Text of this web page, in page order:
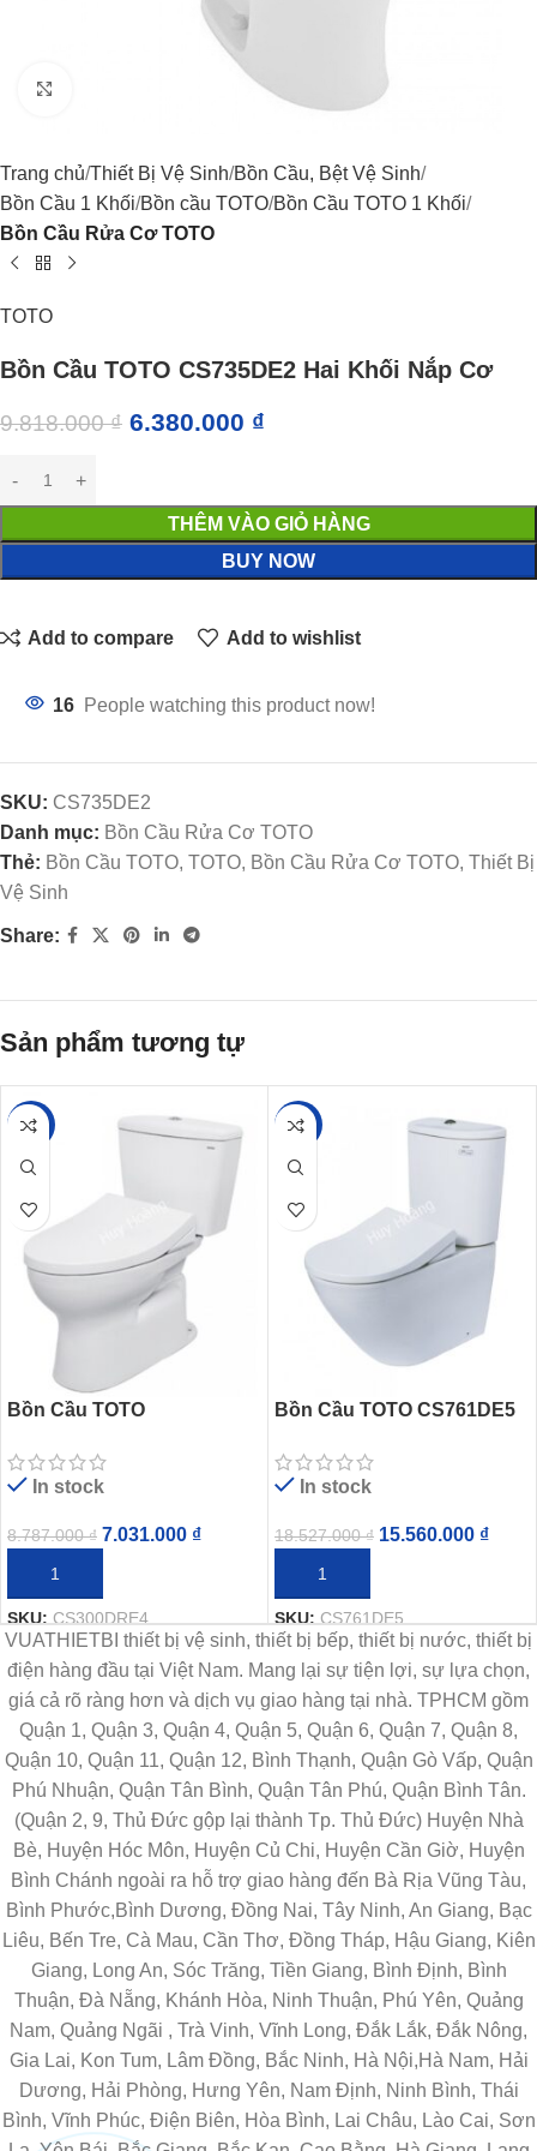
Trang chủ Thiết Bị Vệ Sinh Bồn Cầu, Bệt Vệ Sinh
Bồn Cầu 1 Khối Bồn cầu TOTO Bồn Cầu TOTO 1 Khối
Bồn Cầu Rửa Cơ TOTO
TOTO
Bồn Cầu TOTO CS735DE2 Hai Khối Nắp Cơ
9.818.000₫ 6.380.000 ₫
THÊM VÀO GIỎ HÀNG
BUY NOW
Add to compare Add to wishlist
16 People watching this product now!
SKU: CS735DE2
Danh mục: Bồn Cầu Rửa Cơ TOTO
Thẻ: Bồn Cầu TOTO, TOTO, Bồn Cầu Rửa Cơ TOTO, Thiết Bị
Vệ Sinh
Share:
Sản phẩm tương tự
-20%
Bồn Cầu TOTO
Cơ
In stock
8.787.000₫ 7.031.000 ₫
THÊM VÀO GIỎ HÀNG
SKU:CS300DRE4
-16%
Bồn Cầu TOTO CS761DE5
In stock
18.527.000₫ 15.560.000 ₫
THÊM VÀO GIỎ HÀNG
SKU:CS761DE5
VUATHIETBI thiết bị vệ sinh, thiết bị bếp, thiết bị nước, thiết bị
điện hàng đầu tại Việt Nam. Mang lại sự tiện lợi, sự lựa chọn,
giá cả rõ ràng hơn và dịch vụ giao hàng tại nhà. TPHCM gồm
Quận 1, Quận 3, Quận 4, Quận 5, Quận 6, Quận 7, Quận 8,
Quận 10, Quận 11, Quận 12, Bình Thạnh, Quận Gò Vấp, Quận
Phú Nhuận, Quận Tân Bình, Quận Tân Phú, Quận Bình Tân.
(Quận 2, 9, Thủ Đức gộp lại thành Tp. Thủ Đức) Huyện Nhà
Bè, Huyện Hóc Môn, Huyện Củ Chi, Huyện Cần Giờ, Huyện
Bình Chánh ngoài ra hỗ trợ giao hàng đến Bà Rịa Vũng Tàu,
Bình Phước,Bình Dương, Đồng Nai, Tây Ninh, An Giang, Bạc
Liêu, Bến Tre, Cà Mau, Cần Thơ, Đồng Tháp, Hậu Giang, Kiên
Giang, Long An, Sóc Trăng, Tiền Giang, Bình Định, Bình
Thuận, Đà Nẵng, Khánh Hòa, Ninh Thuận, Phú Yên, Quảng
Nam, Quảng Ngãi , Trà Vinh, Vĩnh Long, Đắk Lắk, Đắk Nông,
Gia Lai, Kon Tum, Lâm Đồng, Bắc Ninh, Hà Nội,Hà Nam, Hải
Dương, Hải Phòng, Hưng Yên, Nam Định, Ninh Bình, Thái
Bình, Vĩnh Phúc, Điện Biên, Hòa Bình, Lai Châu, Lào Cai, Sơn